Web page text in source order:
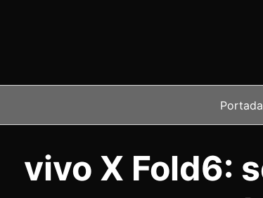
Portada
vivo X Fold6: